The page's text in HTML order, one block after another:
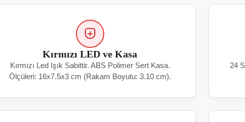
Kırmızı LED ve Kasa
Kırmızı Led Işık Sabittir. ABS Polimer Sert Kasa.
Ölçüleri: 16x7.5x3 cm (Rakam Boyutu: 3.10 cm).
24